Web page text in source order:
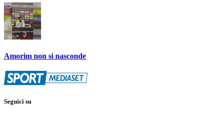
Amorim non si nasconde
Seguici su